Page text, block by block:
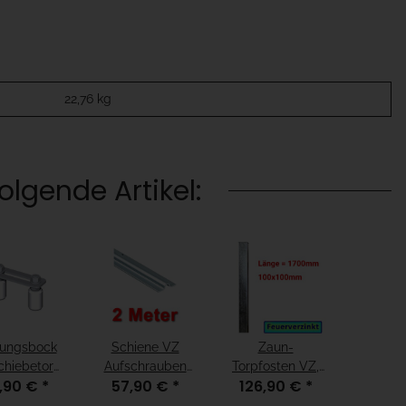
22,76 kg
Artikel:
VZ€ *
Schiene VZ
Aufschrauben
16mm, Länge 2m
57,90 € *
Zaun-
Torpfosten VZ,
zum
126,90 € *